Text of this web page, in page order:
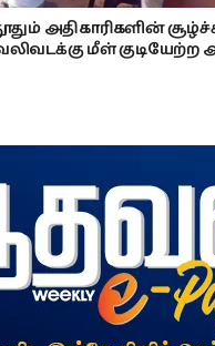
அதிகாரிகளின்
மீள் குடியேற்ற